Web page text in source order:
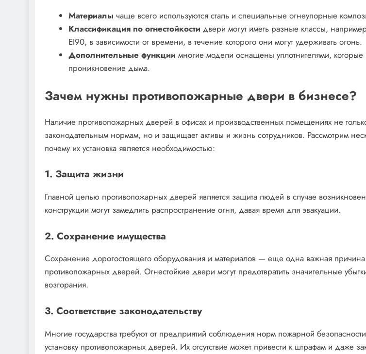
Материалы чаще всего используются сталь и специальные огнеупорные
Классификация по огнестойкости двери могут иметь разные классы,
EI90, в зависимости от времени, в течение которого они могут удерживать огонь.
Дополнительные функции многие модели оснащены уплотнителями,
проникновение дыма.
Зачем нужны противопожарные двери в бизнесе?
Наличие противопожарных дверей в офисах и производственных помещениях не только
законодательным нормам, но и защищает активы и жизнь сотрудников. Рассмотрим
почему их установка является необходимостью:
1. Защита жизни
Главной целью противопожарных дверей является защита людей в случае
конструкции могут замедлить распространение огня, давая время для эвакуации.
2. Сохранение имущества
Сохранение дорогостоящего оборудования и материалов — еще одна важная причина
противопожарных дверей. Огнестойкие двери могут предотвратить значительные
возгорания.
3. Соответствие законодательству
Многие государства требуют от предприятий соблюдения норм пожарной
установку противопожарных дверей. Их отсутствие может привести к штрафам и даже